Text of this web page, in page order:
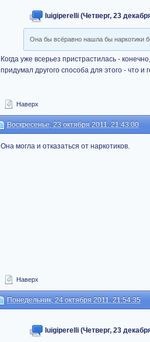
luigiperelli (Четверг, 23
Она бы всёравно нашла бы наркотики
Когда уже всерьез пристрастилась -
придумал другого способа для этого - что и
Наверх
Воскресенье, 23 октября 2011, 21:43:00
Она могла и отказаться от наркотиков.
Наверх
Понедельник, 24 октября 2011, 21:54:35
luigiperelli (Четверг, 23